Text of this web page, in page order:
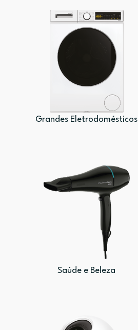
Grandes Eletrodomésticos
Saúde e Beleza